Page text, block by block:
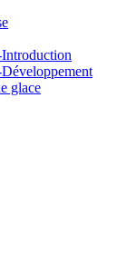
glace